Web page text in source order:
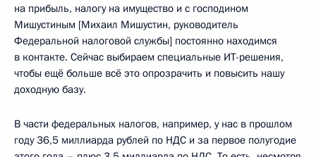
на прибыль, налогу на имущество и с господином
Мишустиным [Михаил Мишустин, руководитель
Федеральной налоговой службы] постоянно находимся
в контакте. Сейчас выбираем специальные ИТ-решения,
чтобы ещё больше всё это опрозрачить и повысить нашу
доходную базу.
В части федеральных налогов, например, у нас в прошлом
году 36,5 миллиарда рублей по НДС и за первое полугодие